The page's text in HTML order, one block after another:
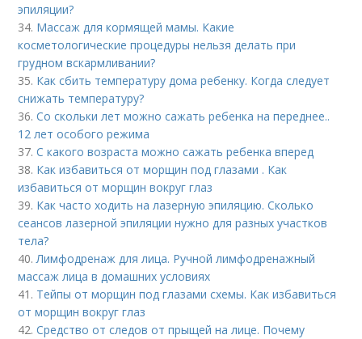
эпиляции?
34. Массаж для кормящей мамы. Какие
косметологические процедуры нельзя делать при
грудном вскармливании?
35. Как сбить температуру дома ребенку. Когда следует
снижать температуру?
36.Со скольки лет можно сажать ребенка на переднее..
12 лет особого режима
37.С какого возраста можно сажать ребенка вперед
38. Как избавиться от морщин под глазами . Как
избавиться от морщин вокруг глаз
39. Как часто ходить на лазерную эпиляцию. Сколько
сеансов лазерной эпиляции нужно для разных участков
тела?
40.Лимфодренаж для лица. Ручной лимфодренажный
массаж лица в домашних условиях
41. Тейпы от морщин под глазами схемы. Как избавиться
от морщин вокруг глаз
42.Средство от следов от прыщей на лице. Почему